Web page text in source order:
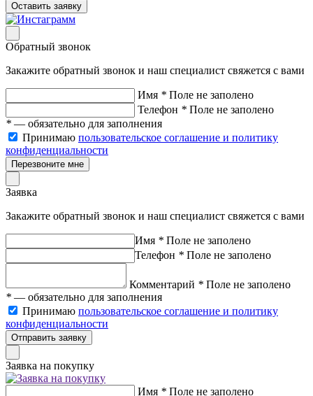
Оставить заявку
Обратный звонок
Закажите обратный звонок и наш специалист свяжется с вами
Имя * Поле не заполено
Телефон * Поле не заполено
* — обязательно для заполнения
Принимаю пользовательское соглашение и политику
конфиденциальности
Перезвоните мне
Заявка
Закажите обратный звонок и наш специалист свяжется с вами
Имя * Поле не заполено
Телефон * Поле не заполено
Комментарий * Поле не заполено
* — обязательно для заполнения
Принимаю пользовательское соглашение и политику
конфиденциальности
Отправить заявку
Заявка на покупку
Имя * Поле не заполено